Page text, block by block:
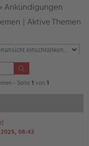
Ankündigungen
| Aktive Themen
• Seite 1 von 1
08:43